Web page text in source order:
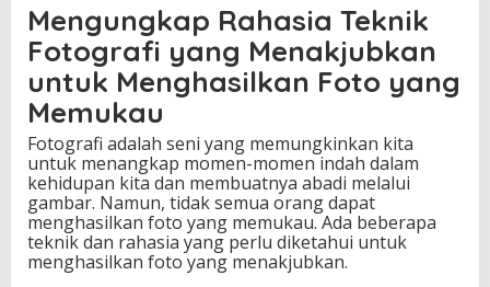
n
S
e
n
i
t
o
g
r
a
f
i
Mengungkap Rahasia Teknik
Fotografi yang Menakjubkan
untuk Menghasilkan Foto yang
Memukau
Fotografi adalah seni yang memungkinkan kita
untuk menangkap momen-momen indah dalam
kehidupan kita dan membuatnya abadi melalui
gambar. Namun, tidak semua orang dapat
menghasilkan foto yang memukau. Ada beberapa
teknik dan rahasia yang perlu diketahui untuk
menghasilkan foto yang menakjubkan.